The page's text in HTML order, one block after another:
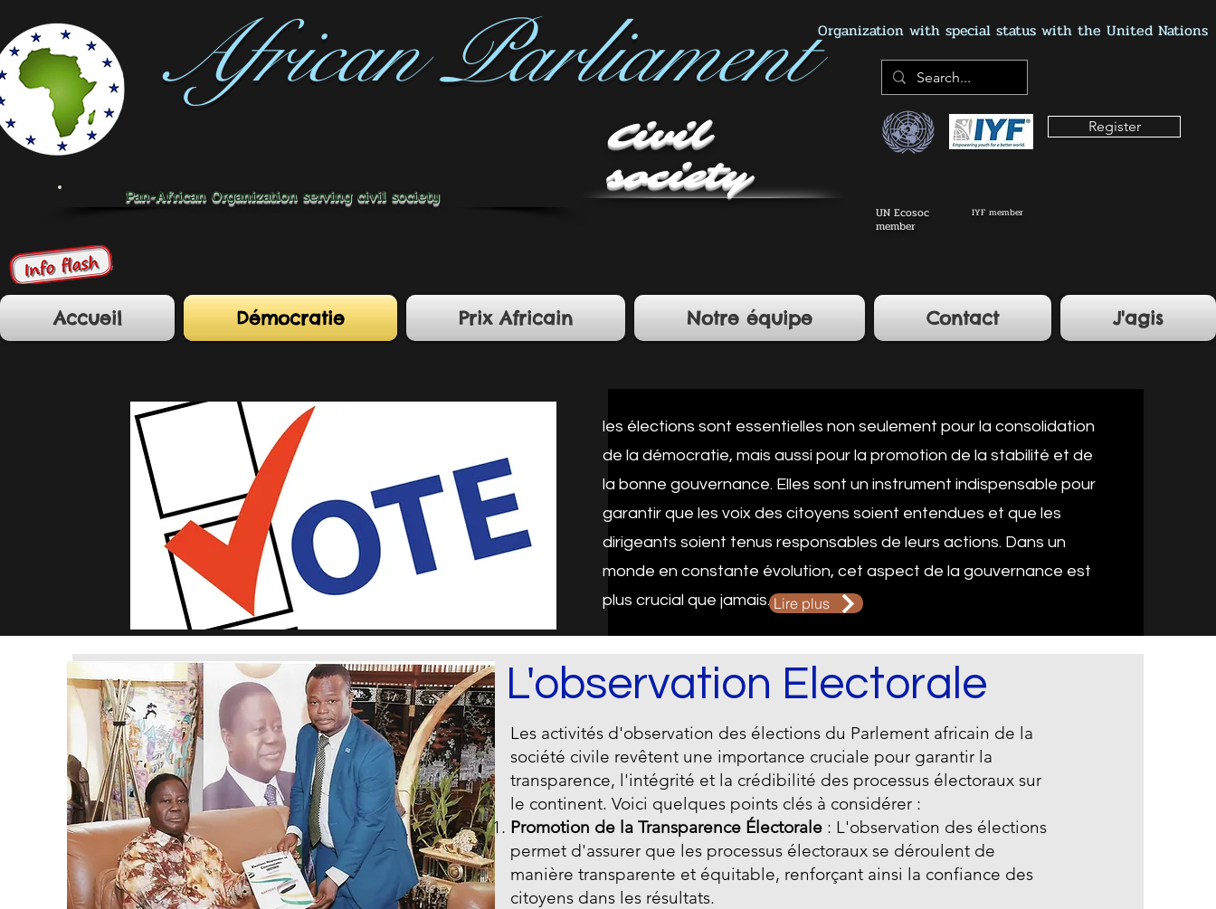
African Parliament Organization with special status with the United Nations
Civil
society
Register
IYF member
UN Ecosoc
member
Pan-African Organization serving civil society
Accueil Démocratie Prix Africain Notre équipe Contact J'agis
les élections sont essentielles non seulement pour la consolidation
de la démocratie, mais aussi pour la promotion de la stabilité et de
la bonne gouvernance. Elles sont un instrument indispensable pour
garantir que les voix des citoyens soient entendues et que les
dirigeants soient tenus responsables de leurs actions. Dans un
monde en constante évolution, cet aspect de la gouvernance est
plus crucial que jamais. Lire plus
L'observation Electorale
Les activités d'observation des élections du Parlement africain de la
société civile revêtent une importance cruciale pour garantir la
transparence, l'intégrité et la crédibilité des processus électoraux sur
le continent. Voici quelques points clés à considérer :
Promotion de la Transparence Électorale : L'observation des élections
permet d'assurer que les processus électoraux se déroulent de
manière transparente et équitable, renforçant ainsi la confiance des
citoyens dans les résultats.